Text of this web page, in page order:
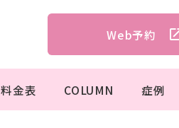
Web予約
料金表 COLUMN 症例